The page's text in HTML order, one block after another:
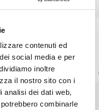
contenuti ed
social media e per
inoltre
il nostro sito con i
analisi dei dati web,
combinarle
CONSORT
PLAYERS, PAUL
Mass in C